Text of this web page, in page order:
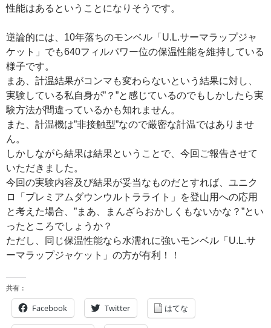
性能はあるということになりそうです。
逆論的には、10年落ちのモンベル「U.L.サーマラップジャ
ケット」でも640フィルパワー位の保温性能を維持している
様子です。
まあ、計温結果がコンマも変わらないという結果に対し、
実験している私自身が”？”と感じているのでもしかしたら実
験方法が間違っているかも知れません。
また、計温機は”非接触型”なので厳密な計温ではありませ
ん。
しかしながら結果は結果ということで、今回ご報告させて
いただきました。
今回の実験内容及び結果が妥当なものだとすれば、ユニク
ロ「プレミアムダウンウルトラライト」を登山用への応用
と考えた場合、”まあ、まんざらおかしくもないかな？”とい
ったところでしょうか？
ただし、同じ保温性能なら水濡れに強いモンベル「U.L.サ
ーマラップジャケット」の方が有利！！
共有：
Facebook Twitter はてな